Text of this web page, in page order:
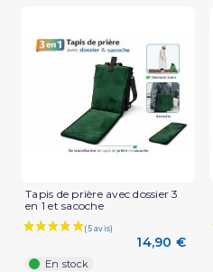
Tapis de prière avec dossier 3
en 1 et sacoche
14,90 €
En stock